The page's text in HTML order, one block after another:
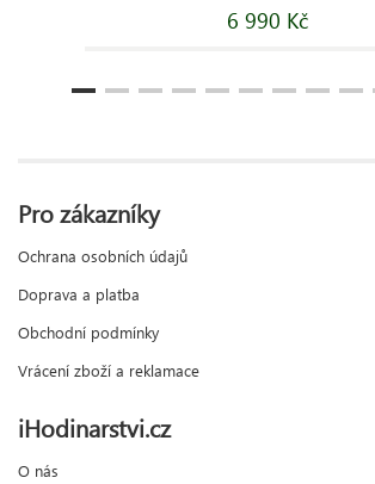
6 990 Kč
Pro zákazníky
Ochrana osobních údajů
Doprava a platba
Obchodní podmínky
Vrácení zboží a reklamace
iHodinarstvi.cz
O nás